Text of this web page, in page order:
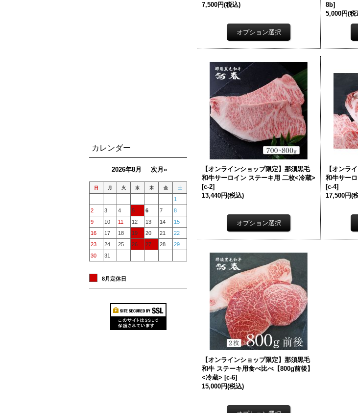
カレンダー
2026年8月 次月»
日 月 火 水 木 金 土
1
2
3 4 5 6 7
8
9
10 11 12 13 14
15
16
17 18 19 20 21
22
23
24 25 26 27 28
29
30
31
8月定休日
7,500円(税込)
8b]
5,000円(税
【オンラインショップ限定】那須黒毛
和牛サーロイン ステーキ用 二枚<冷蔵>
[c-2]
13,440円(税込)
【オンラ
和牛サー
[c-4]
17,500円(
【オンラインショップ限定】那須黒毛
和牛 ステーキ用食べ比べ【800g前後】
<冷蔵> [c-6]
15,000円(税込)